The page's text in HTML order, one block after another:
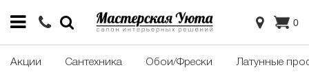
0
Акции Сантехника Обои/Фрески Латунные